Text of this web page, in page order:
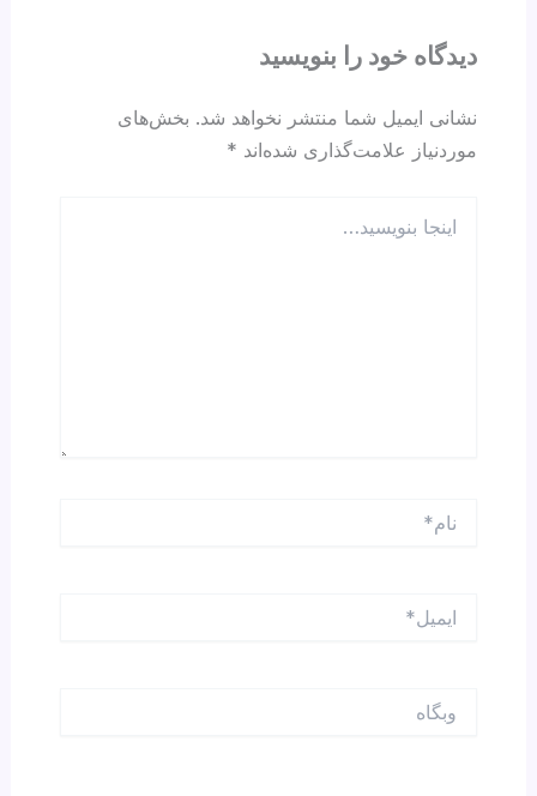
o
k
p
دیدگاه‌ خود را بنویسید
نشانی ایمیل شما منتشر نخواهد شد. بخش‌های
موردنیاز علامت‌گذاری شده‌اند *
بنویسید…